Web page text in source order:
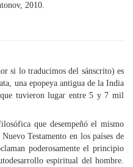
2010.
si lo traducimos del sánscrito) es
una epopeya antigua de la India
que tuvieron lugar entre 5 y 7 mil
que desempeñó el mismo
Testamento en los países de
poderosamente el principio
espiritual del hombre.